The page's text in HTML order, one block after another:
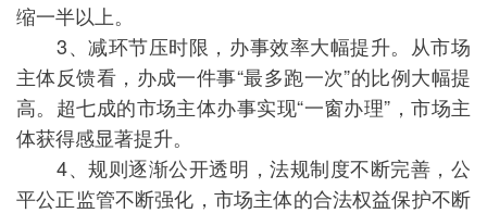
缩一半以上。
3、减环节压时限，办事效率大幅提升。从市场
主体反馈看，办成一件事“最多跑一次”的比例大幅提
高。超七成的市场主体办事实现“一窗办理”，市场主
体获得感显著提升。
4、规则逐渐公开透明，法规制度不断完善，公
平公正监管不断强化，市场主体的合法权益保护不断